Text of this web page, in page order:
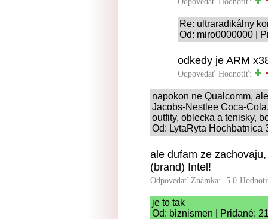
Re: ultraradikálny
Od: miro0000000 |
odkedy je ARM
Odpovedať Hodnotiť:
napokon ne Qualcomm,
Jacobs-Nestlee Coca-
outfity, oblecka a tenisky,
Od: LytaRyta Hochbatnica
ale dufam ze
(brand) Intel!
Odpovedať Známka: -5.0
je to tak
Od: biznismen | Pridané: